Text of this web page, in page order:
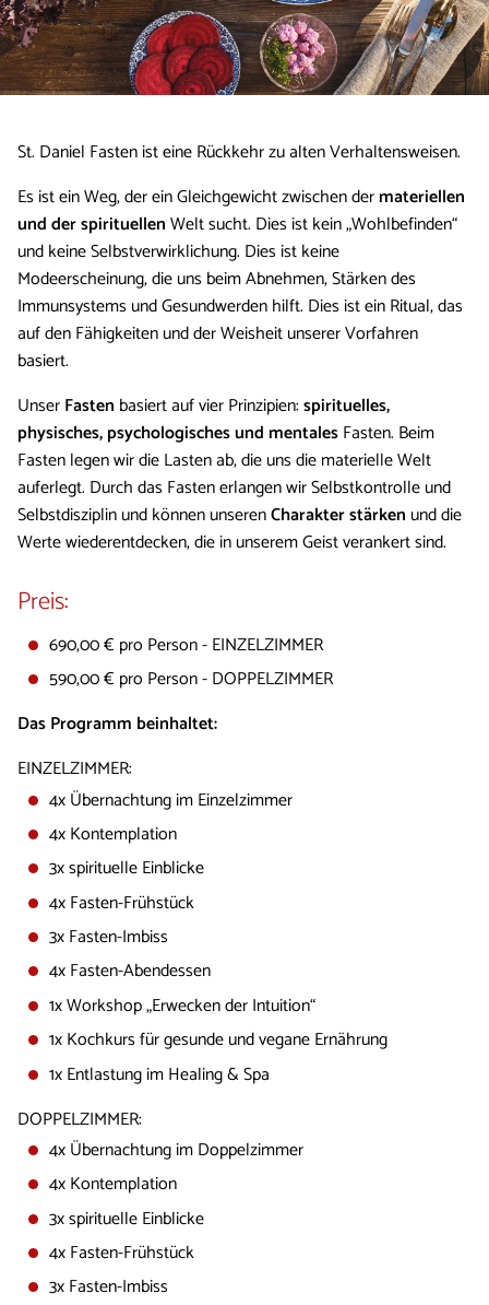
St. Daniel Fasten ist eine Rückkehr zu alten Verhaltensweisen.
Es ist ein Weg, der ein Gleichgewicht zwischen dermateriellen
und der spirituellenWelt sucht. Dies ist kein „Wohlbefinden“
und keine Selbstverwirklichung. Dies ist keine
Modeerscheinung, die uns beim Abnehmen, Stärken des
Immunsystems und Gesundwerden hilft. Dies ist ein Ritual, das
auf den Fähigkeiten und der Weisheit unserer Vorfahren
basiert.
UnserFasten basiert auf vier Prinzipien:spirituelles,
physisches, psychologisches und mentalesFasten. Beim
Fasten legen wir die Lasten ab, die uns die materielle Welt
auferlegt. Durch das Fasten erlangen wir Selbstkontrolle und
Selbstdisziplin und können unserenCharakter stärken und die
Werte wiederentdecken, die in unserem Geist verankert sind.
Preis:
690,00 € pro Person - EINZELZIMMER
590,00 € pro Person - DOPPELZIMMER
Das Programm beinhaltet:
EINZELZIMMER:
4x Übernachtung im Einzelzimmer
4x Kontemplation
3x spirituelle Einblicke
4x Fasten-Frühstück
3x Fasten-Imbiss
4x Fasten-Abendessen
1x Workshop „Erwecken der Intuition“
1x Kochkurs für gesunde und vegane Ernährung
1x Entlastung im Healing & Spa
DOPPELZIMMER:
4x Übernachtung im Doppelzimmer
4x Kontemplation
3x spirituelle Einblicke
4x Fasten-Frühstück
3x Fasten-Imbiss